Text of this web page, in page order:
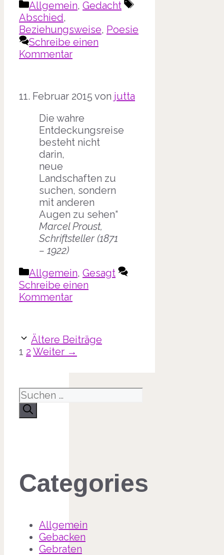
Kategorien
Allgemein, Gedacht
Schlagwörter
Abschied,
Beziehungsweise, Poesie
Schreibe einen
Kommentar
11. Februar 2015 von jutta
Die wahre
Entdeckungsreise
besteht nicht
darin,
neue
Landschaften zu
suchen, sondern
mit anderen
Augen zu sehen“
Marcel Proust,
Schriftsteller (1871
– 1922)
Kategorien
Allgemein, Gesagt
Schreibe einen
Kommentar
Ältere Beiträge
Seite
1 Seite
2 Weiter →
Suche
nach:
Categories
Allgemein
Gebacken
Gebraten